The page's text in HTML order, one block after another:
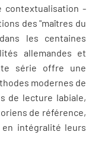
contextualisation -
des "maîtres du
les centaines
allemandes et
série offre une
modernes de
de lecture labiale,
de référence,
intégralité leurs